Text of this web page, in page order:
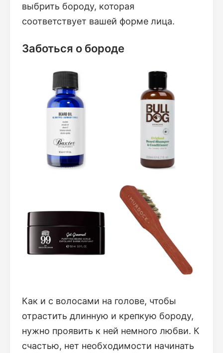
выбрить бороду, которая
соответствует вашей форме лица.
Заботься о бороде
Как и с волосами на голове, чтобы
отрастить длинную и крепкую бороду,
нужно проявить к ней немного любви. К
счастью, нет необходимости начинать